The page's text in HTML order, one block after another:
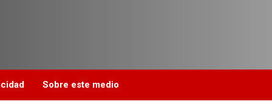
Sobre este medio